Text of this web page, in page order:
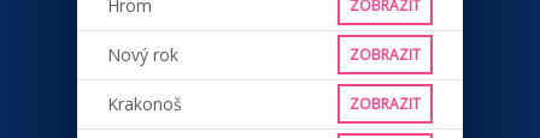
Hrom ZOBRAZIT
Nový rok ZOBRAZIT
Krakonoš ZOBRAZIT